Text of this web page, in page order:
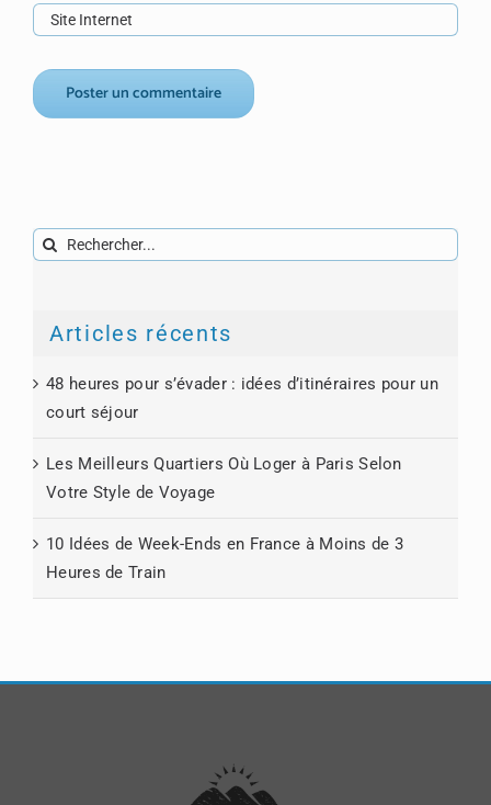
Rechercher:
Articles récents
48 heures pour s’évader : idées d’itinéraires pour un
court séjour
Les Meilleurs Quartiers Où Loger à Paris Selon
Votre Style de Voyage
10 Idées de Week-Ends en France à Moins de 3
Heures de Train